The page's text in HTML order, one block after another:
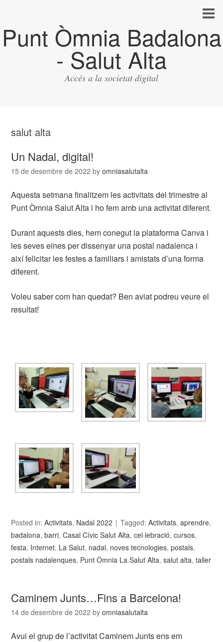
Punt Òmnia Badalona
- Salut Alta
Accés a la societat digital
salut alta
Un Nadal, digital!
15 de desembre de 2022 byomniasalutalta
Aquesta setmana finalitzem les activitats del trimestre al
Punt Òmnia Salut Alta i ho fem amb una activitat diferent.
Durant aquests dies, hem conegut la plataforma Canva i
les seves eines per dissenyar una postal nadalenca i
així felicitar les festes a familiars i amistats d’una forma
diferent.
Voleu saber com han quedat? Ben aviat podreu veure el
resultat!
Posted in:Activitats, Nadal 2022 Tagged:Activitats,aprendre,
badalona,barri,Casal Cívic Salut Alta,cel·lebració,cursos,
festa, Internet, La Salut, nadal, noves tecnologies,postals,
postals nadalenques, Punt Òmnia La Salut Alta,salut alta,taller
Caminem Junts…Fins a Barcelona!
14 de desembre de 2022 byomniasalutalta
Avui el grup de l’activitat Caminem Junts ens em